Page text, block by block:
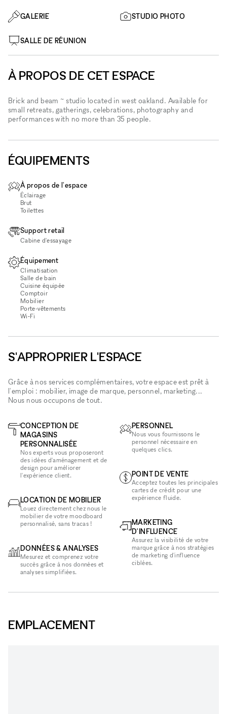
GALERIE STUDIO PHOTO
SALLE DE RÉUNION
À PROPOS DE CET ESPACE
Brick and beam ~ studio located in west oakland. Available for
small retreats, gatherings, celebrations, photography and
performances with no more than 35 people.
ÉQUIPEMENTS
À propos de l'espace
Éclairage
Brut
Toilettes
Support retail
Cabine d'essayage
Équipement
Climatisation
Salle de bain
Cuisine équipée
Comptoir
Mobilier
Porte-vêtements
Wi‑Fi
S'APPROPRIER L'ESPACE
Grâce à nos services complémentaires, votre espace est prêt à
l'emploi : mobilier, image de marque, personnel, marketing...
Nous nous occupons de tout.
CONCEPTION DE
MAGASINS
PERSONNALISÉE
Nos experts vous proposeront
des idées d'aménagement et de
design pour améliorer
l'expérience client.
LOCATION DE MOBILIER
Louez directement chez nous le
mobilier de votre moodboard
personnalisé, sans tracas !
DONNÉES & ANALYSES
Mesurez et comprenez votre
succès grâce à nos données et
analyses simplifiées.
PERSONNEL
Nous vous fournissons le
personnel nécessaire en
quelques clics.
POINT DE VENTE
Acceptez toutes les principales
cartes de crédit pour une
expérience fluide.
MARKETING
D'INFLUENCE
Assurez la visibilité de votre
marque grâce à nos stratégies
de marketing d'influence
ciblées.
EMPLACEMENT